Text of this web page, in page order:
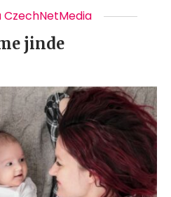
CzechNetMedia
jinde